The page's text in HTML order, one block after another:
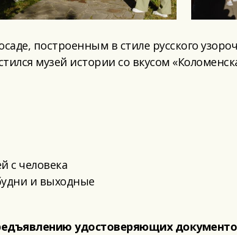
построенным в стиле русского
музей истории со вкусом
с человека
и выходные
удостоверяющих